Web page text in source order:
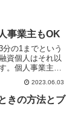
事業主もOK
の1までという
資個人はそれ以
。個人事業主や
た収入がある訳
金を稼いでいて
に欠けます。安
...
2023.06.03
きの方法とブ